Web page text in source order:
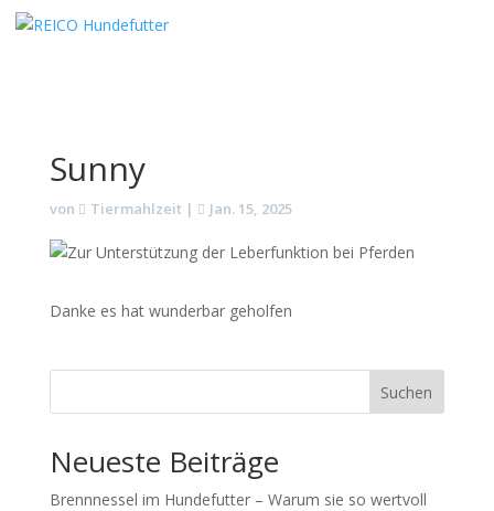
Sunny
von Tiermahlzeit| Jan. 15, 2025
Danke es hat wunderbar geholfen
Suchen
Neueste Beiträge
Brennnessel im Hundefutter – Warum sie so wertvoll